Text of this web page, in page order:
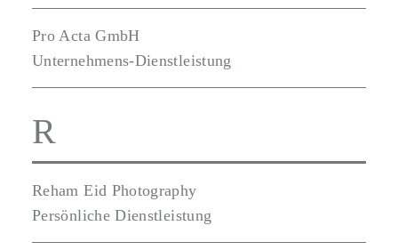
Pro Acta GmbH
Unternehmens-Dienstleistung
R
Reham Eid Photography
Persönliche Dienstleistung